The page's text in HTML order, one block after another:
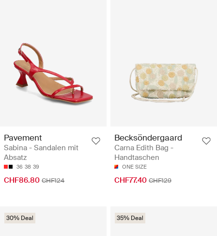
Pavement
Sabina - Sandalen mit
Absatz
36 38 39
CHF86.80 CHF124
Becksöndergaard
Carna Edith Bag -
Handtaschen
ONE SIZE
CHF77.40 CHF129
30% Deal 35% Deal